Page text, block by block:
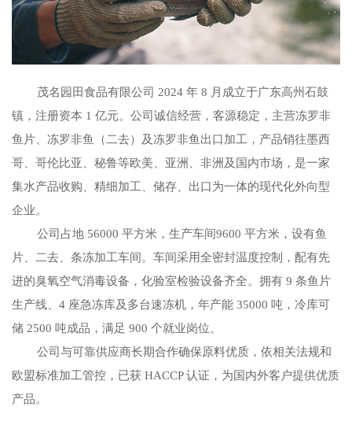
茂名园田食品有限公司 2024 年 8 月成立于广东高州石鼓
镇，注册资本 1 亿元。公司诚信经营，客源稳定，主营冻罗非
鱼片、冻罗非鱼（二去）及冻罗非鱼出口加工，产品销往墨西
哥、哥伦比亚、秘鲁等欧美、亚洲、非洲及国内市场，是一家
集水产品收购、精细加工、储存、出口为一体的现代化外向型
企业。
公司占地 56000 平方米，生产车间9600 平方米，设有鱼
片、二去、条冻加工车间。车间采用全密封温度控制，配有先
进的臭氧空气消毒设备，化验室检验设备齐全。拥有 9 条鱼片
生产线、4 座急冻库及多台速冻机，年产能 35000 吨，冷库可
储 2500 吨成品，满足 900 个就业岗位。​
公司与可靠供应商长期合作确保原料优质，依相关法规和
欧盟标准加工管控，已获 HACCP 认证，为国内外客户提供优质
产品。